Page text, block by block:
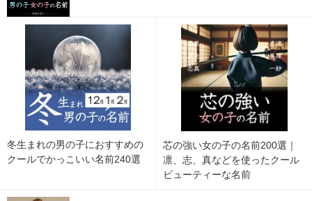
冬生まれの男の子におすすめの
クールでかっこいい名前240選
芯の強い女の子の名前200選｜
凛、志、真などを使ったクール
ビューティーな名前